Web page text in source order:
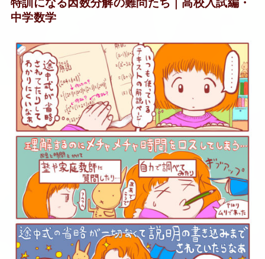
特訓になる因数分解の難問たち｜高校入試編・
中学数学